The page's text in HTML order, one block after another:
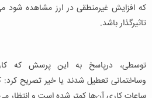
که افزایش غیرمنطقی در ارز مشاهده شود
تاثیرگذار باشد.
توسطی، درپاسخ به این پرسش که
وساختمانی تعطیل شدند یا خیر تصریح کرد: